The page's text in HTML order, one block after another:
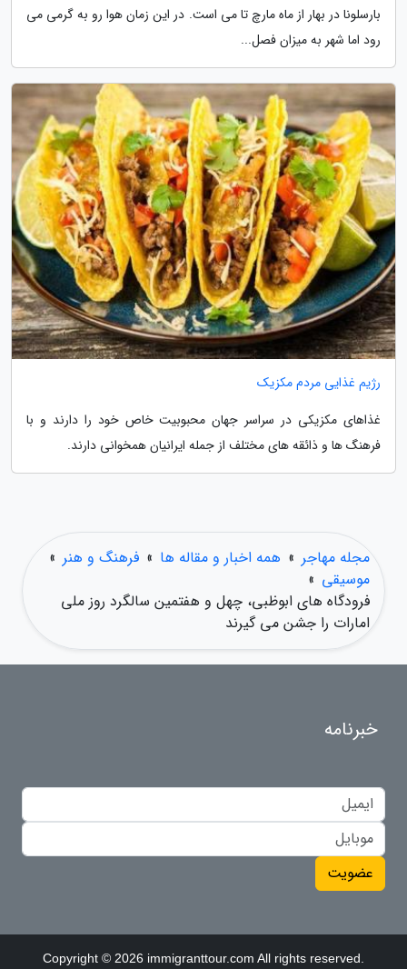
بارسلونا در بهار از ماه مارچ تا می است. در این زمان هوا رو به گرمی می
رود اما شهر به میزان فصل...
رژیم غذایی مردم مکزیک
غذاهای مکزیکی در سراسر جهان محبوبیت خاص خود را دارند و با
فرهنگ ها و ذائقه های مختلف از جمله ایرانیان همخوانی دارند.
مجله مهاجر » همه اخبار و مقاله ها » فرهنگ و هنر »
موسیقی »
فرودگاه های ابوظبی، چهل و هفتمین سالگرد روز ملی
امارات را جشن می گیرند
خبرنامه
عضویت
Copyright © 2026 immigranttour.com All rights reserved.